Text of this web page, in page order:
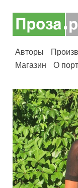
Авторы
Магазин
О